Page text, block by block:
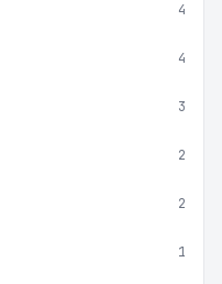
4
4
3
2
2
1